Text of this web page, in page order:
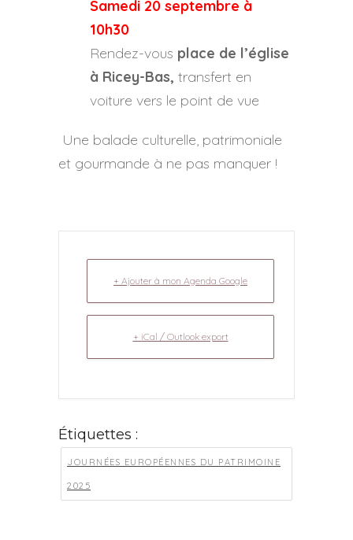
Samedi 20 septembre à
10h30
Rendez-vous place de l’église
à Ricey-Bas, transfert en
voiture vers le point de vue
Une balade culturelle, patrimoniale
et gourmande à ne pas manquer !
+ Ajouter à mon Agenda Google
+ iCal / Outlook export
Étiquettes :
JOURNÉES EUROPÉENNES DU PATRIMOINE
2025